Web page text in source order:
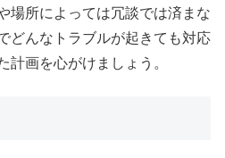
場所によっては冗談では済まな
どんなトラブルが起きても対応
計画を心がけましょう。